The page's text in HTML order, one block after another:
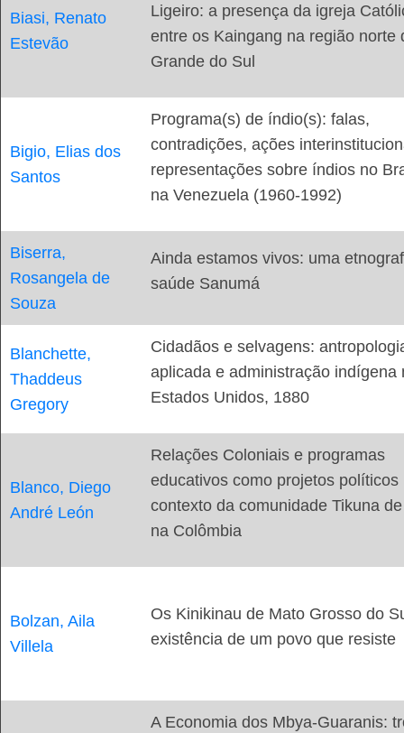
Biasi, Renato
Estevão
Ligeiro: a presença da igreja
entre os Kaingang na região norte
Grande do Sul
Bigio, Elias dos
Santos
Programa(s) de índio(s): falas,
contradições, ações
representações sobre índios no
na Venezuela (1960-1992)
Biserra,
Rosangela de
Souza
Ainda estamos vivos: uma
saúde Sanumá
Blanchette,
Thaddeus
Gregory
Cidadãos e selvagens:
aplicada e administração indígena
Estados Unidos, 1880
Blanco, Diego
André León
Relações Coloniais e programas
educativos como projetos políticos
contexto da comunidade Tikuna
na Colômbia
Bolzan, Aila
Villela
Os Kinikinau de Mato Grosso do
existência de um povo que resiste
A Economia dos Mbya-Guaranis: